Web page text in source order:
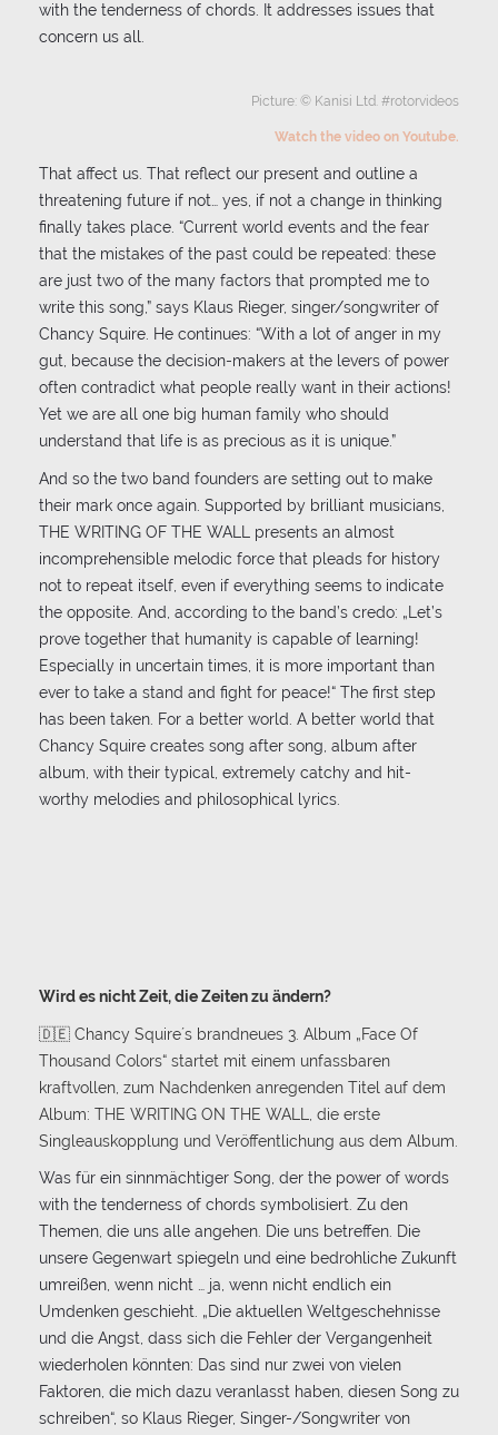
with the tenderness of chords. It addresses issues that
concern us all.
Picture: © Kanisi Ltd. #rotorvideos
Watch the video on Youtube.
That affect us. That reflect our present and outline a
threatening future if not… yes, if not a change in thinking
finally takes place. “Current world events and the fear
that the mistakes of the past could be repeated: these
are just two of the many factors that prompted me to
write this song,” says Klaus Rieger, singer/songwriter of
Chancy Squire. He continues: “With a lot of anger in my
gut, because the decision-makers at the levers of power
often contradict what people really want in their actions!
Yet we are all one big human family who should
understand that life is as precious as it is unique.”
And so the two band founders are setting out to make
their mark once again. Supported by brilliant musicians,
THE WRITING OF THE WALL presents an almost
incomprehensible melodic force that pleads for history
not to repeat itself, even if everything seems to indicate
the opposite. And, according to the band’s credo: „Let’s
prove together that humanity is capable of learning!
Especially in uncertain times, it is more important than
ever to take a stand and fight for peace!“ The first step
has been taken. For a better world. A better world that
Chancy Squire creates song after song, album after
album, with their typical, extremely catchy and hit-
worthy melodies and philosophical lyrics.
Wird es nicht Zeit, die Zeiten zu ändern?
🇩🇪 Chancy Squire´s brandneues 3. Album „Face Of
Thousand Colors“ startet mit einem unfassbaren
kraftvollen, zum Nachdenken anregenden Titel auf dem
Album: THE WRITING ON THE WALL, die erste
Singleauskopplung und Veröffentlichung aus dem Album.
Was für ein sinnmächtiger Song, der the power of words
with the tenderness of chords symbolisiert. Zu den
Themen, die uns alle angehen. Die uns betreffen. Die
unsere Gegenwart spiegeln und eine bedrohliche Zukunft
umreißen, wenn nicht … ja, wenn nicht endlich ein
Umdenken geschieht. „Die aktuellen Weltgeschehnisse
und die Angst, dass sich die Fehler der Vergangenheit
wiederholen könnten: Das sind nur zwei von vielen
Faktoren, die mich dazu veranlasst haben, diesen Song zu
schreiben“, so Klaus Rieger, Singer-/Songwriter von